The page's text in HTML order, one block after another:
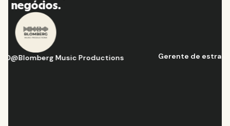
Gerente de estratégia e operações de negócios@